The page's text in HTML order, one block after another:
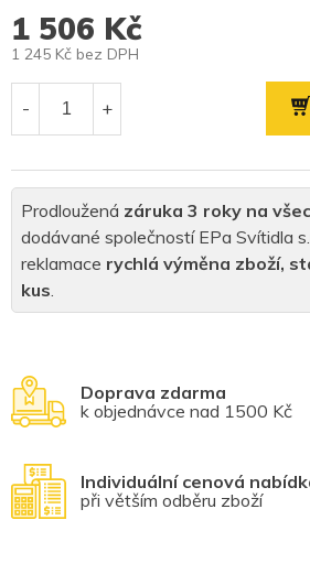
Doprava zdarma
k objednávce nad 1500 Kč
Individuální cenová
při větším odběru zboží
Prodloužená záruka 3 roky na
dodávané společností EPa Svítidla
reklamace rychlá výměna zboží,
kus.
1 506 Kč
1 245 Kč bez DPH